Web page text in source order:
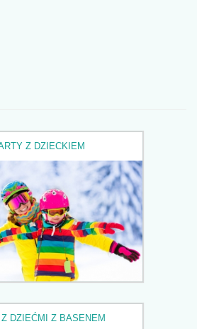
Z DZIECKIEM
DZIEĆMI Z BASENEM